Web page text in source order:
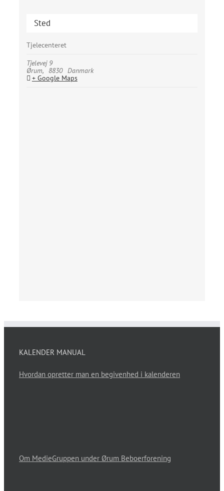
Sted
Tjelecenteret
Tjelevej 9
Ørum, 8830 Danmark
+ Google Maps
KALENDER MANUAL
Hvordan opretter man en begivenhed i kalenderen
Om MedieGruppen under Ørum Beboerforening